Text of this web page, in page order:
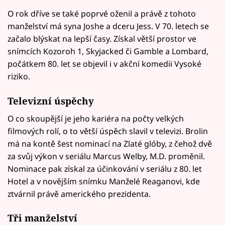
O rok dříve se také poprvé oženil a právě z tohoto
manželství má syna Joshe a dceru Jess. V 70. letech se
začalo blýskat na lepší časy. Získal větší prostor ve
snímcích Kozoroh 1, Skyjacked či Gamble a Lombard,
počátkem 80. let se objevil i v akční komedii Vysoké
riziko.
Televizní úspěchy
O co skoupější je jeho kariéra na počty velkých
filmových rolí, o to větší úspěch slavil v televizi. Brolin
má na kontě šest nominací na Zlaté glóby, z čehož dvě
za svůj výkon v seriálu Marcus Welby, M.D. proměnil.
Nominace pak získal za účinkování v seriálu z 80. let
Hotel a v novějším snímku Manželé Reaganovi, kde
ztvárnil právě amerického prezidenta.
Tři manželství